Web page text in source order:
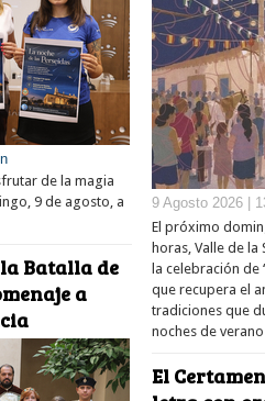
de la magia
9 de agosto, a
Batalla de
a
9 Agosto 2026 |
El próximo
horas, Valle de
la celebración de
que recupera el
tradiciones que
noches de
El